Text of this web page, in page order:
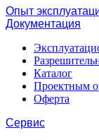
Опыт
Документация
Каталог
Проектным
Оферта
Сервис